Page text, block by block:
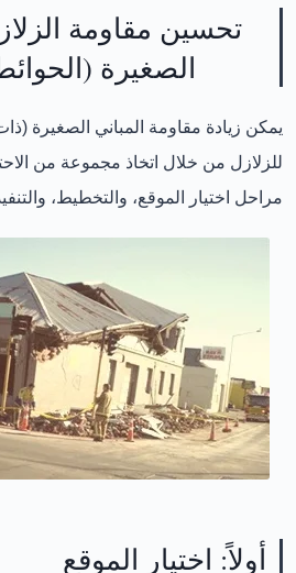
تحسين مقاومة
الصغيرة
يمكن زيادة مقاومة المباني الصغيرة
للزلازل من خلال اتخاذ مجموعة من
مراحل اختيار الموقع، والتخطيط،
أولاً: اختيار الموقع